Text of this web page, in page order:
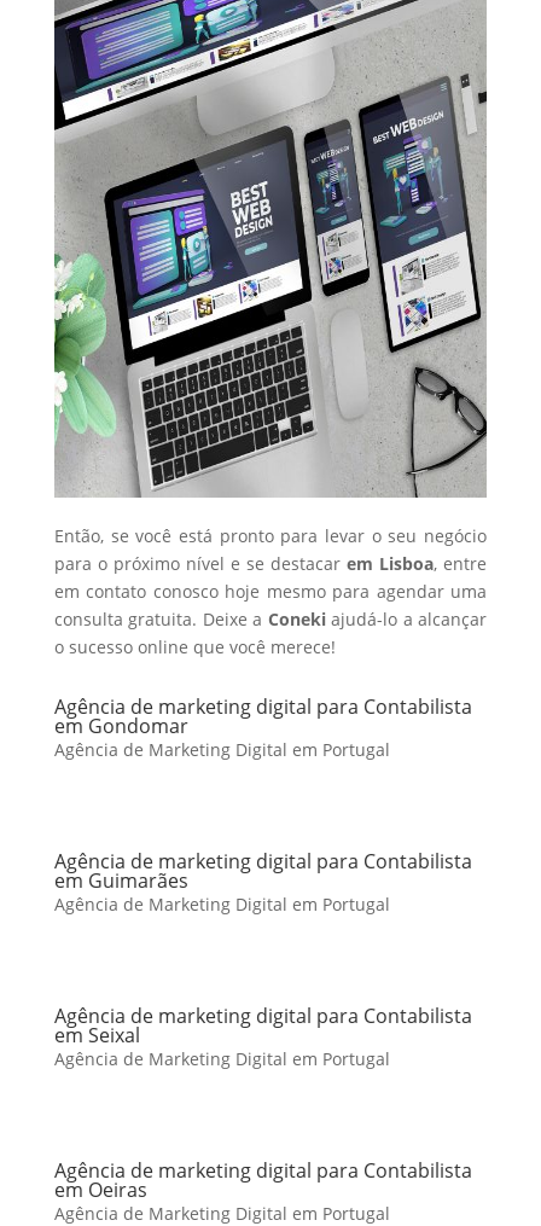
Então, se você está pronto para levar o seu negócio
para o próximo nível e se destacarem Lisboa, entre
em contato conosco hoje mesmo para agendar uma
consulta gratuita. Deixe a Conekiajudá-lo a alcançar
o sucesso online que você merece!
Agência de marketing digital para Contabilista
em Gondomar
Agência de Marketing Digital em Portugal
Agência de marketing digital para Contabilista
em Guimarães
Agência de Marketing Digital em Portugal
Agência de marketing digital para Contabilista
em Seixal
Agência de Marketing Digital em Portugal
Agência de marketing digital para Contabilista
em Oeiras
Agência de Marketing Digital em Portugal